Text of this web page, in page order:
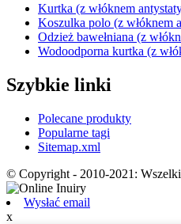
Kurtka (z włóknem
Koszulka polo (z włóknem
Odzież bawełniana (z
Wodoodporna kurtka (z
Szybkie linki
Polecane produkty
Popularne tagi
Sitemap.xml
© Copyright - 2010-2021:
Wysłać email
x